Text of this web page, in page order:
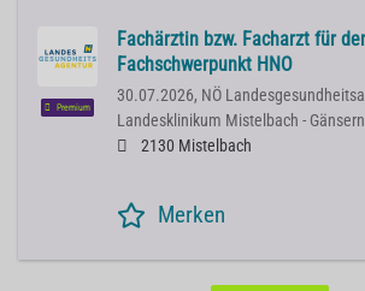
Premium
Fachärztin bzw. Facharzt für
Fachschwerpunkt HNO
30.07.2026, NÖ
Landesklinikum Mistelbach -
2130 Mistelbach
Merken